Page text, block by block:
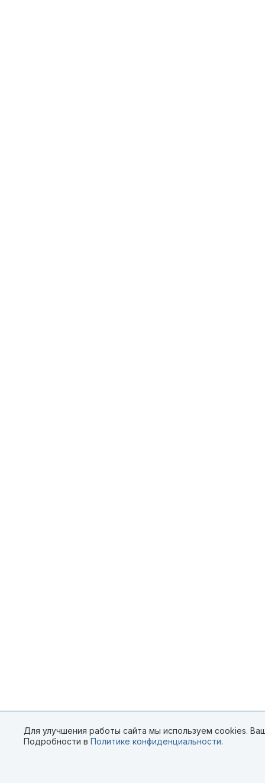
Для улучшения работы сайта мы используем cookies.
Подробности в Политике конфиденциальности.